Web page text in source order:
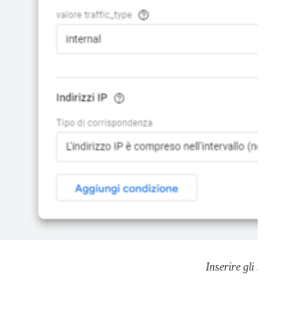
Inserire gli IP o